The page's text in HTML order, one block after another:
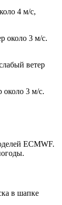
4 м/с,
около 3 м/с.
ветер
около 3 м/с.
ECMWF.
в шапке